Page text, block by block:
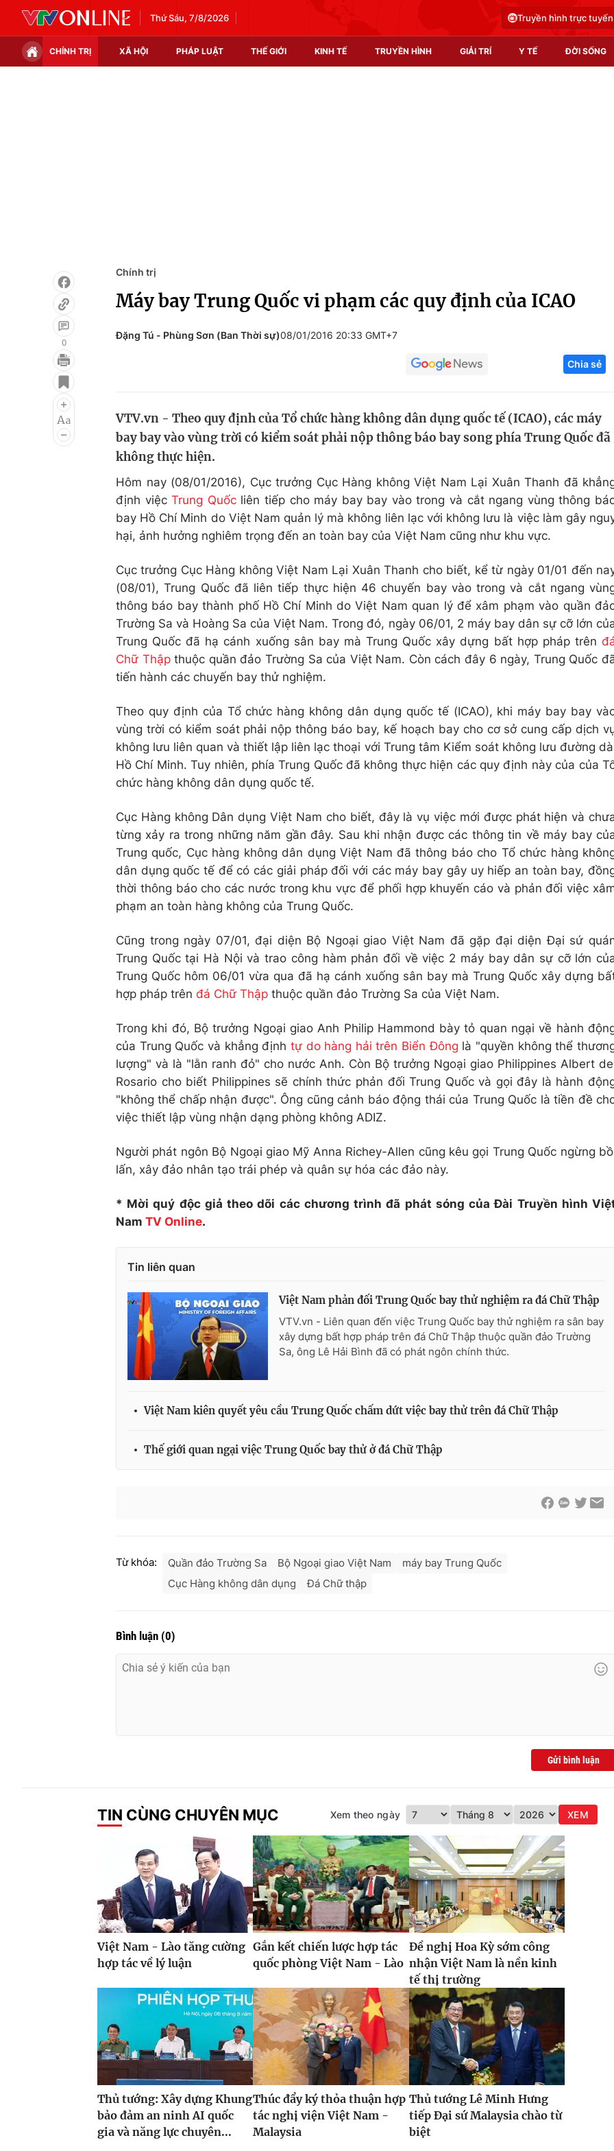
Thứ Sáu, 7/8/2026 Truyền hình trực tuyến
CHÍNH TRỊ XÃ HỘI PHÁP LUẬT THẾ GIỚI KINH TẾ TRUYỀN HÌNH GIẢI TRÍ Y TẾ ĐỜI SỐNG
Infographic
Điện ảnh
Âm nhạc
Làm đẹp
Chất lượng cuộc sống
Học trực tuyến
Công nghệ
Sản phẩm
Tư vấn
0
Chính trị
Máy bay Trung Quốc vi phạm các quy định của ICAO
Đặng Tú - Phùng Sơn (Ban Thời sự)08/01/2016 20:33 GMT+7
Chia sẻ
VTV.vn - Theo quy định của Tổ chức hàng không dân dụng quốc tế (ICAO), các máy
bay bay vào vùng trời có kiểm soát phải nộp thông báo bay song phía Trung Quốc đã
không thực hiện.
Hôm nay (08/01/2016), Cục trưởng Cục Hàng không Việt Nam Lại Xuân Thanh đã
định việcTrung Quốcliên tiếp cho máy bay bay vào trong và cắt ngang vùng thông
bay Hồ Chí Minh do Việt Nam quản lý mà không liên lạc với không lưu là việc làm gây
hại, ảnh hưởng nghiêm trọng đến an toàn bay của Việt Nam cũng như khu vực.
Cục trưởng Cục Hàng không Việt Nam Lại Xuân Thanh cho biết, kể từ ngày 01/01 đến
(08/01), Trung Quốc đã liên tiếp thực hiện 46 chuyến bay vào trong và cắt ngang
thông báo bay thành phố Hồ Chí Minh do Việt Nam quan lý để xâm phạm vào quần
Trường Sa và Hoàng Sa của Việt Nam. Trong đó, ngày 06/01, 2 máy bay dân sự cỡ lớn
Trung Quốc đã hạ cánh xuống sân bay mà Trung Quốc xây dựng bất hợp pháp trên
Chữ Thậpthuộc quần đảo Trường Sa của Việt Nam. Còn cách đây 6 ngày, Trung Quốc
tiến hành các chuyến bay thử nghiệm.
Theo quy định của Tổ chức hàng không dân dụng quốc tế (ICAO), khi máy bay bay
vùng trời có kiểm soát phải nộp thông báo bay, kế hoạch bay cho cơ sở cung cấp dịch
không lưu liên quan và thiết lập liên lạc thoại với Trung tâm Kiểm soát không lưu đường
Hồ Chí Minh. Tuy nhiên, phía Trung Quốc đã không thực hiện các quy định này của của
chức hàng không dân dụng quốc tế.
Cục Hàng không Dân dụng Việt Nam cho biết, đây là vụ việc mới được phát hiện và
từng xảy ra trong những năm gần đây. Sau khi nhận được các thông tin về máy bay
Trung quốc, Cục hàng không dân dụng Việt Nam đã thông báo cho Tổ chức hàng
dân dụng quốc tế để có các giải pháp đối với các máy bay gây uy hiếp an toàn bay,
thời thông báo cho các nước trong khu vực để phối hợp khuyến cáo và phản đối việc
phạm an toàn hàng không của Trung Quốc.
Cũng trong ngày 07/01, đại diện Bộ Ngoại giao Việt Nam đã gặp đại diện Đại sứ
Trung Quốc tại Hà Nội và trao công hàm phản đối về việc 2 máy bay dân sự cỡ lớn
Trung Quốc hôm 06/01 vừa qua đã hạ cánh xuống sân bay mà Trung Quốc xây dựng
hợp pháp trên đá Chữ Thập thuộc quần đảo Trường Sa của Việt Nam.
Trong khi đó, Bộ trưởng Ngoại giao Anh Philip Hammond bày tỏ quan ngại về hành
của Trung Quốc và khẳng định tự do hàng hải trên Biển Đông là "quyền không thể
lượng" và là "lằn ranh đỏ" cho nước Anh. Còn Bộ trưởng Ngoại giao Philippines Albert
Rosario cho biết Philippines sẽ chính thức phản đối Trung Quốc và gọi đây là hành
"không thể chấp nhận được". Ông cũng cảnh báo động thái của Trung Quốc là tiền đề
việc thiết lập vùng nhận dạng phòng không ADIZ.
Người phát ngôn Bộ Ngoại giao Mỹ Anna Richey-Allen cũng kêu gọi Trung Quốc ngừng
lấn, xây đảo nhân tạo trái phép và quân sự hóa các đảo này.
* Mời quý độc giả theo dõi các chương trình đã phát sóng của Đài Truyền hình
Nam TV Online.
Tin liên quan
Việt Nam phản đối Trung Quốc bay thử nghiệm ra đá Chữ Thập
VTV.vn - Liên quan đến việc Trung Quốc bay thử nghiệm ra sân bay
xây dựng bất hợp pháp trên đá Chữ Thập thuộc quần đảo Trường
Sa, ông Lê Hải Bình đã có phát ngôn chính thức.
Việt Nam kiên quyết yêu cầu Trung Quốc chấm dứt việc bay thử trên đá Chữ Thập
Thế giới quan ngại việc Trung Quốc bay thử ở đá Chữ Thập
Từ khóa: Quần đảo Trường Sa Bộ Ngoại giao Việt Nam
máy bay Trung Quốc
Cục Hàng không dân dụng
Đá Chữ thập
Bình luận (0)
Gửi bình luận
TIN CÙNG CHUYÊN MỤC Xem theo ngày XEM
Việt Nam - Lào tăng cường
hợp tác về lý luận
Gắn kết chiến lược hợp tác
quốc phòng Việt Nam - Lào
Đề nghị Hoa Kỳ sớm công
nhận Việt Nam là nền kinh
tế thị trường
Thủ tướng: Xây dựng Khung
bảo đảm an ninh AI quốc
gia và năng lực chuyên...
Thúc đẩy ký thỏa thuận hợp
tác nghị viện Việt Nam -
Malaysia
Thủ tướng Lê Minh Hưng
tiếp Đại sứ Malaysia chào từ
biệt